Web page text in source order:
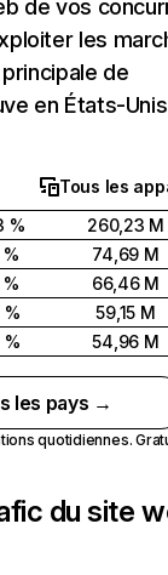
de vos
les
de
en États-
Tous les
%
260,23 M
74,69 M
66,46 M
%
59,15 M
% 54,96 M
les pays →
quotidiennes.
du site